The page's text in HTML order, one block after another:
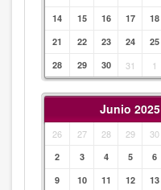
14
15 16 17 18
21
22 23 24 25
28
29 30 31 1
Junio 2025
26 27 28 29 30
2
3 4 5 6
9
10 11 12 13